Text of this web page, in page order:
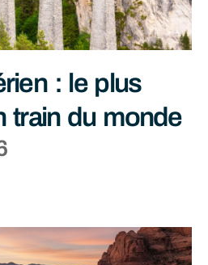
: le plus
train du monde